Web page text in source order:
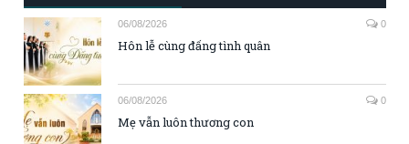
06/08/2026 0
Hôn lễ cùng đấng tình quân
06/08/2026 0
Mẹ vẫn luôn thương con